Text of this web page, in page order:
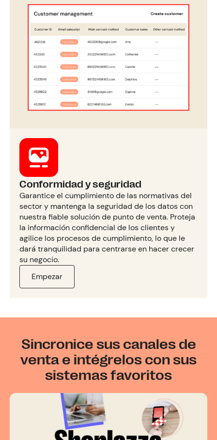
Conformidad y seguridad
Garantice el cumplimiento de las normativas del
sector y mantenga la seguridad de los datos con
nuestra fiable solución de punto de venta. Proteja
la información confidencial de los clientes y
agilice los procesos de cumplimiento, lo que le
dará tranquilidad para centrarse en hacer crecer
su negocio.
Empezar
Sincronice sus canales de
venta e intégrelos con sus
sistemas favoritos